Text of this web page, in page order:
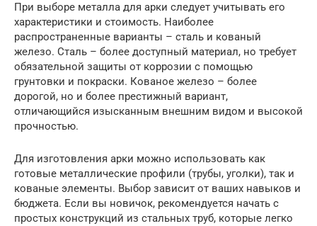
При выборе металла для арки следует учитывать его
характеристики и стоимость. Наиболее
распространенные варианты – сталь и кованый
железо. Сталь – более доступный материал, но требует
обязательной защиты от коррозии с помощью
грунтовки и покраски. Кованое железо – более
дорогой, но и более престижный вариант,
отличающийся изысканным внешним видом и высокой
прочностью.
Для изготовления арки можно использовать как
готовые металлические профили (трубы, уголки), так и
кованые элементы. Выбор зависит от ваших навыков и
бюджета. Если вы новичок, рекомендуется начать с
простых конструкций из стальных труб, которые легко